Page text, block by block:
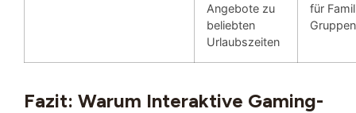
Angebote zu
beliebten
Urlaubszeiten
für
Gruppen
Fazit: Warum Interaktive Gaming-